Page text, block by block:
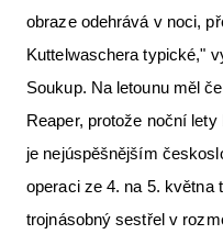
obraze odehrává v noci,
Kuttelwaschera typické,"
Soukup. Na letounu měl
Reaper, protože noční
je nejúspěšnějším
operaci ze 4. na 5. května
trojnásobný sestřel v